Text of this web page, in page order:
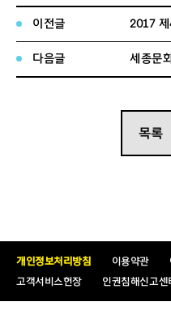
사업기획 및 운
① 세종예술
미
프로그램
우자, 부,모의 재산 합계액
3억원 이하인 자 우선 선발) ※
주소지를 갖고 있어야함
나. 사업 참여 배제자(불가)
이전글
다음글
목록
개인정보처리방침 이용약관
고객서비스헌장
인권침해신고센